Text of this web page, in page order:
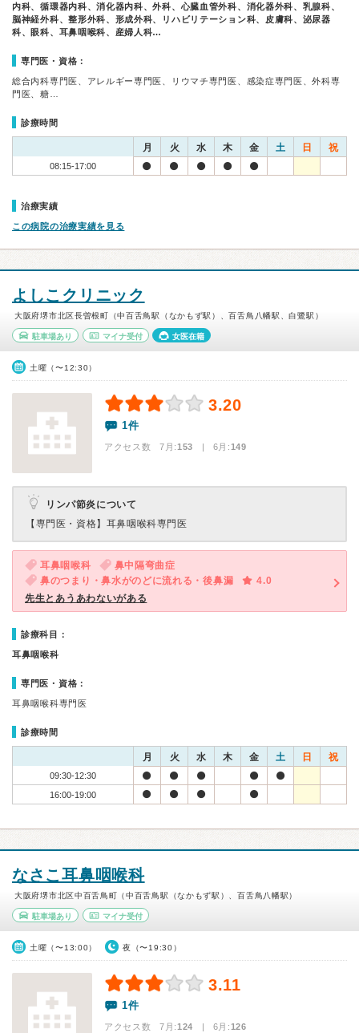
内科、循環器内科、消化器内科、外科、心臓血管外科、消化器外科、乳腺科、
脳神経外科、整形外科、形成外科、リハビリテーション科、皮膚科、泌尿器
科、眼科、耳鼻咽喉科、産婦人科…
専門医・資格：
総合内科専門医、アレルギー専門医、リウマチ専門医、感染症専門医、外科専
門医、糖…
診療時間
月 火 水 木 金 土 日 祝
08:15-17:00
治療実績
この病院の治療実績を見る
よしこクリニック
大阪府堺市北区長曽根町（中百舌鳥駅（なかもず駅）、百舌鳥八幡駅、白鷺駅）
駐車場あり マイナ受付 女医在籍
土曜（〜12:30）
3.20
1件
アクセス数 7月:153 | 6月:149
リンパ節炎について
【専門医・資格】 耳鼻咽喉科専門医
耳鼻咽喉科
鼻中隔弯曲症
鼻のつまり・鼻水がのどに流れる・後鼻漏
4.0
先生とあうあわないがある
診療科目：
耳鼻咽喉科
専門医・資格：
耳鼻咽喉科専門医
診療時間
月 火 水 木 金 土 日 祝
09:30-12:30
16:00-19:00
なさこ耳鼻咽喉科
大阪府堺市北区中百舌鳥町（中百舌鳥駅（なかもず駅）、百舌鳥八幡駅）
駐車場あり マイナ受付
土曜（〜13:00） 夜（〜19:30）
3.11
1件
アクセス数 7月:124 | 6月:126